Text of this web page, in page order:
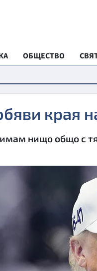
ОБЩЕСТВО
края
нищо общо с